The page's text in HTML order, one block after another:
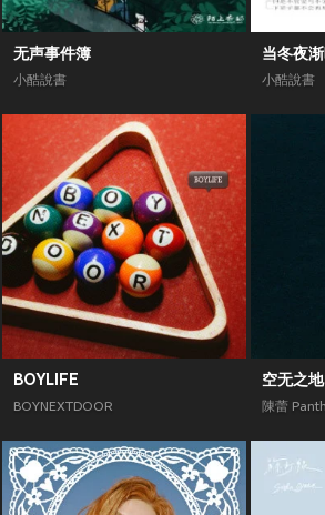
无声事件簿
小酷說書
当冬夜
小酷說書
BOYLIFE
BOYNEXTDOOR
空无之地
陳蕾